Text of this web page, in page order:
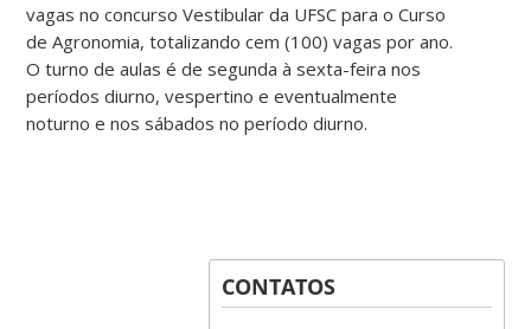
vagas no concurso Vestibular da UFSC para o Curso
de Agronomia, totalizando cem (100) vagas por ano.
O turno de aulas é de segunda à sexta-feira nos
períodos diurno, vespertino e eventualmente
noturno e nos sábados no período diurno.
CONTATOS